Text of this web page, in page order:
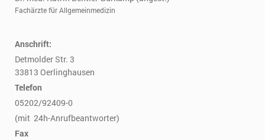
Fachärzte für Allgemeinmedizin
Anschrift:
Detmolder Str. 3
33813 Oerlinghausen
Telefon
05202/92409-0
(mit 24h-Anrufbeantworter)
Fax